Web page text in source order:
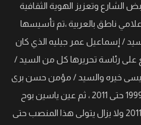
الشارع وتعزيز الهوية الثقافية
ناطق بالعربية ،تم تأسيسها
/ إسماعيل عمر جيليه الذي كان
على رئاسة تحريرها كل من السيد /
خيره والسيد / مؤمن حسن برى
الذي تولى رئاسة تحريرها منذ 1999 حتى 2011 ، ثم عين ياسين بوح
عبدالله مديرا للجريدة منذ يونيو 2011 ولا يزال يتولى هذا المنصب حتى